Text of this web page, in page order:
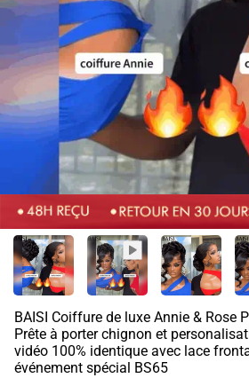
BAISI Coiffure de luxe Annie & Rose
Prête à porter chignon et
vidéo 100% identique avec lace
événement spécial BS65